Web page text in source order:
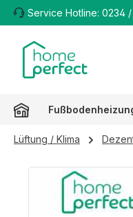
Hauptinhalt springen
Zur Suche springen
Zur Hauptnavigation
Service Hotline: 0234
Lüftung / Klima
Bildergalerie